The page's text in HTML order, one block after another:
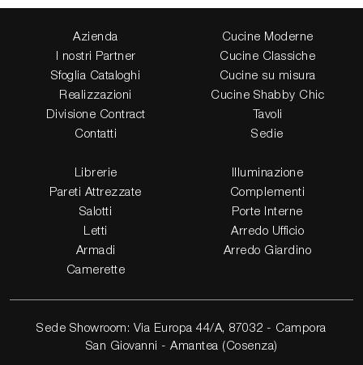
Azienda
I nostri Partner
Sfoglia Cataloghi
Realizzazioni
Divisione Contract
Contatti
Cucine Moderne
Cucine Classiche
Cucine su misura
Cucine Shabby Chic
Tavoli
Sedie
Librerie
Pareti Attrezzate
Salotti
Letti
Armadi
Camerette
Illuminazione
Complementi
Porte Interne
Arredo Ufficio
Arredo Giardino
Sede Showroom: Via Europa 44/A, 87032 - Campora
San Giovanni - Amantea (Cosenza)